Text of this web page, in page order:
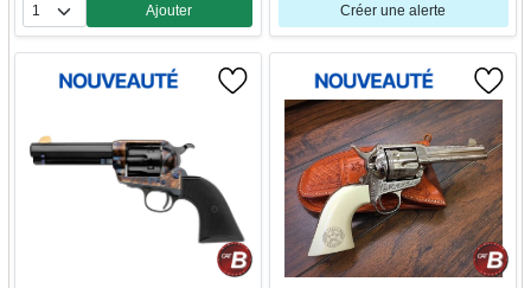
Quantité
Ajouter Créer une alerte